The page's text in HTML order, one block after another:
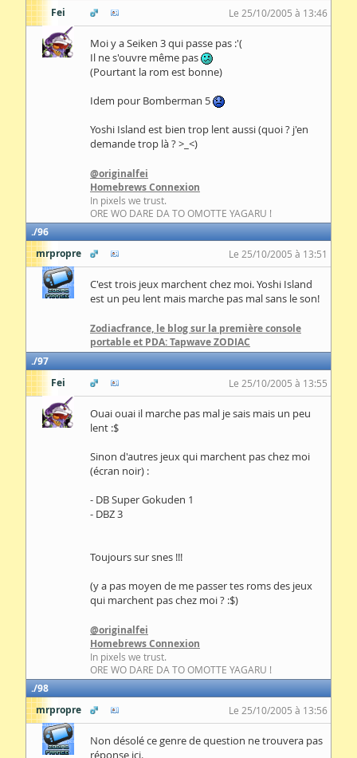
Fei
Le 25/10/2005 à 13:46
Moi y a Seiken 3 qui passe pas :'(
Il ne s'ouvre même pas
(Pourtant la rom est bonne)
Idem pour Bomberman 5
Yoshi Island est bien trop lent aussi (quoi ? j'en
demande trop là ? >_<)
@originalfei
Homebrews Connexion
In pixels we trust.
ORE WO DARE DA TO OMOTTE YAGARU !
96
mrpropre
Le 25/10/2005 à 13:51
C'est trois jeux marchent chez moi. Yoshi Island
est un peu lent mais marche pas mal sans le son!
Zodiacfrance, le blog sur la première console
portable et PDA: Tapwave ZODIAC
97
Fei
Le 25/10/2005 à 13:55
Ouai ouai il marche pas mal je sais mais un peu
lent :$
Sinon d'autres jeux qui marchent pas chez moi
(écran noir) :
- DB Super Gokuden 1
- DBZ 3
Toujours sur snes !!!
(y a pas moyen de me passer tes roms des jeux
qui marchent pas chez moi ? :$)
@originalfei
Homebrews Connexion
In pixels we trust.
ORE WO DARE DA TO OMOTTE YAGARU !
98
mrpropre
Le 25/10/2005 à 13:56
Non désolé ce genre de question ne trouvera pas
réponse ici.